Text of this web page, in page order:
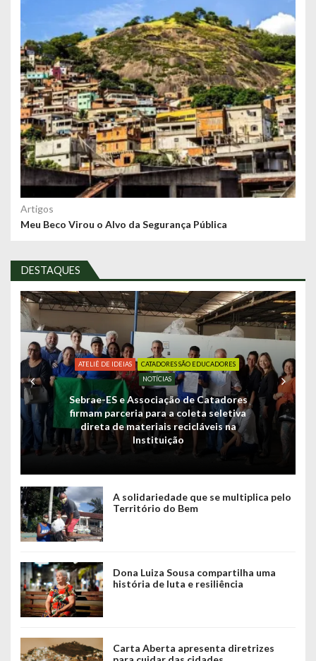
Artigos
Meu Beco Virou o Alvo da Segurança Pública
DESTAQUES
ATELIÊ DE IDEIAS
CATADORES SÃO EDUCADORES
NOTÍCIAS
Sebrae-ES e Associação de Catadores
firmam parceria para a coleta seletiva
direta de materiais recicláveis na
Instituição
A solidariedade que se multiplica pelo
Território do Bem
Dona Luiza Sousa compartilha uma
história de luta e resiliência
Carta Aberta apresenta diretrizes